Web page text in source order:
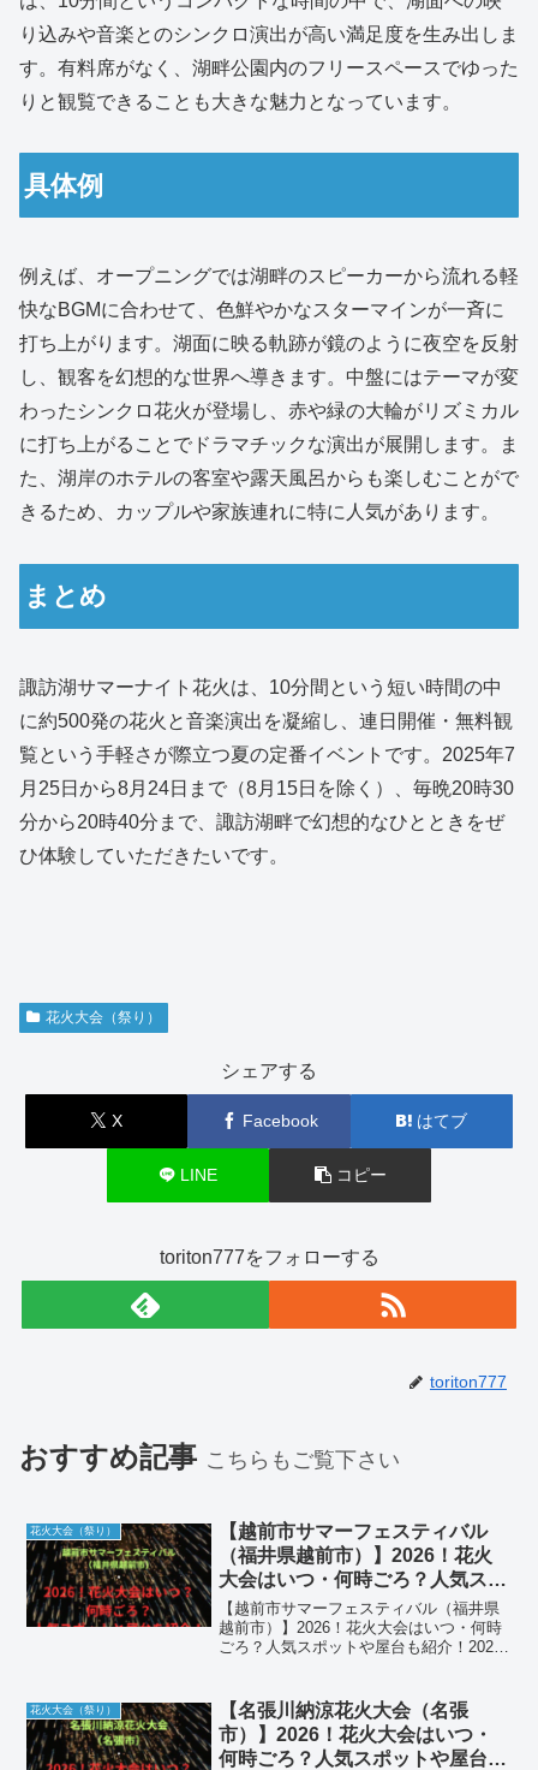
り込みや音楽とのシンクロ演出が高い満足度を生み出しま
す。有料席がなく、湖畔公園内のフリースペースでゆった
りと観覧できることも大きな魅力となっています。
具体例
例えば、オープニングでは湖畔のスピーカーから流れる軽
快なBGMに合わせて、色鮮やかなスターマインが一斉に
打ち上がります。湖面に映る軌跡が鏡のように夜空を反射
し、観客を幻想的な世界へ導きます。中盤にはテーマが変
わったシンクロ花火が登場し、赤や緑の大輪がリズミカル
に打ち上がることでドラマチックな演出が展開します。ま
た、湖岸のホテルの客室や露天風呂からも楽しむことがで
きるため、カップルや家族連れに特に人気があります。
まとめ
諏訪湖サマーナイト花火は、10分間という短い時間の中
に約500発の花火と音楽演出を凝縮し、連日開催・無料観
覧という手軽さが際立つ夏の定番イベントです。2025年7
月25日から8月24日まで（8月15日を除く）、毎晩20時30
分から20時40分まで、諏訪湖畔で幻想的なひとときをぜ
ひ体験していただきたいです。
花火大会（祭り）
シェアする
X Facebook はてブ
LINE コピー
toriton777をフォローする
toriton777
おすすめ記事 こちらもご覧下さい
花火大会（祭り）
【越前市サマーフェスティバル
（福井県越前市）】2026！花火
大会はいつ・何時ごろ？人気スポ
ットや屋台も紹介！
【越前市サマーフェスティバル（福井県
越前市）】2026！花火大会はいつ・何時
ごろ？人気スポットや屋台も紹介！2026
火大会」が開催されます。この大会は、
北陸地方でも屈...
花火大会（祭り）
【名張川納涼花火大会（名張
市）】2026！花火大会はいつ・
何時ごろ？人気スポットや屋台も